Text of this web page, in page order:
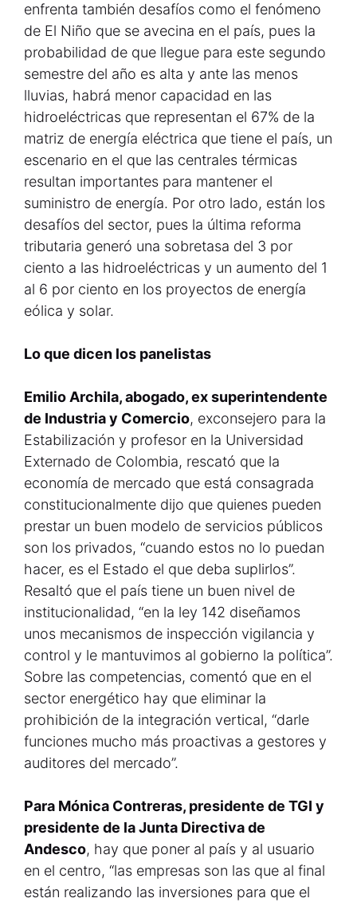
enfrenta también desafíos como el fenómeno
de El Niño que se avecina en el país, pues la
probabilidad de que llegue para este segundo
semestre del año es alta y ante las menos
lluvias, habrá menor capacidad en las
hidroeléctricas que representan el 67% de la
matriz de energía eléctrica que tiene el país, un
escenario en el que las centrales térmicas
resultan importantes para mantener el
suministro de energía. Por otro lado, están los
desafíos del sector, pues la última reforma
tributaria generó una sobretasa del 3 por
ciento a las hidroeléctricas y un aumento del 1
al 6 por ciento en los proyectos de energía
eólica y solar.
Lo que dicen los panelistas
Emilio Archila, abogado, ex superintendente
de Industria y Comercio, exconsejero para la
Estabilización y profesor en la Universidad
Externado de Colombia, rescató que la
economía de mercado que está consagrada
constitucionalmente dijo que quienes pueden
prestar un buen modelo de servicios públicos
son los privados, “cuando estos no lo puedan
hacer, es el Estado el que deba suplirlos”.
Resaltó que el país tiene un buen nivel de
institucionalidad, “en la ley 142 diseñamos
unos mecanismos de inspección vigilancia y
control y le mantuvimos al gobierno la política”.
Sobre las competencias, comentó que en el
sector energético hay que eliminar la
prohibición de la integración vertical, “darle
funciones mucho más proactivas a gestores y
auditores del mercado”.
Para Mónica Contreras, presidente de TGI y
presidente de la Junta Directiva de
Andesco, hay que poner al país y al usuario
en el centro, “las empresas son las que al final
están realizando las inversiones para que el